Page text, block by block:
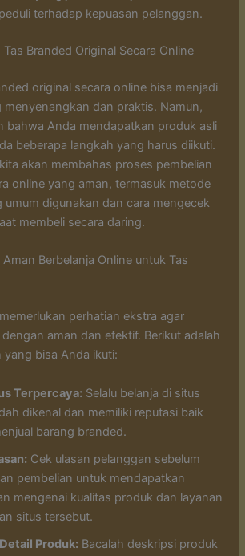
terhadap kepuasan pelanggan.
Branded Original Secara Online
original secara online bisa menjadi
menyenangkan dan praktis. Namun,
bahwa Anda mendapatkan produk asli
beberapa langkah yang harus diikuti.
akan membahas proses pembelian
online yang aman, termasuk metode
umum digunakan dan cara mengecek
membeli secara daring.
Berbelanja Online untuk Tas
perhatian ekstra agar
aman dan efektif. Berikut adalah
yang bisa Anda ikuti:
Terpercaya: Selalu belanja di situs
dikenal dan memiliki reputasi baik
barang branded.
Cek ulasan pelanggan sebelum
pembelian untuk mendapatkan
mengenai kualitas produk dan layanan
situs tersebut.
Produk: Bacalah deskripsi produk